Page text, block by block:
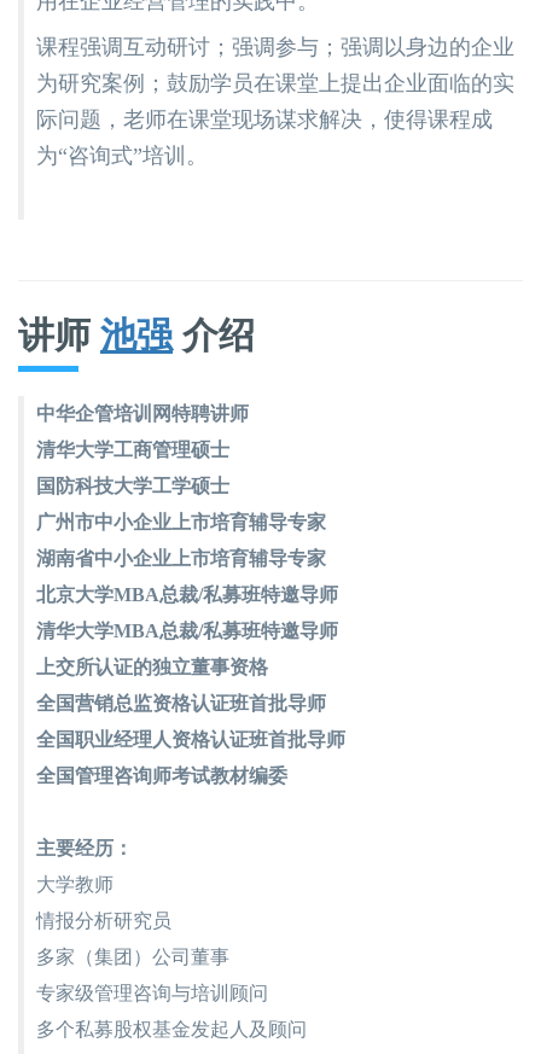
课程强调互动研讨；强调参与；强调以身边的企业
为研究案例；鼓励学员在课堂上提出企业面临的实
际问题，老师在课堂现场谋求解决，使得课程成
为“咨询式”培训。
讲师 池强 介绍
中华企管培训网特聘讲师
清华大学工商管理硕士
国防科技大学工学硕士
广州市中小企业上市培育辅导专家
湖南省中小企业上市培育辅导专家
北京大学MBA总裁/私募班特邀导师
清华大学MBA总裁/私募班特邀导师
上交所认证的独立董事资格
全国营销总监资格认证班首批导师
全国职业经理人资格认证班首批导师
全国管理咨询师考试教材编委
主要经历：
大学教师
情报分析研究员
多家（集团）公司董事
专家级管理咨询与培训顾问
多个私募股权基金发起人及顾问